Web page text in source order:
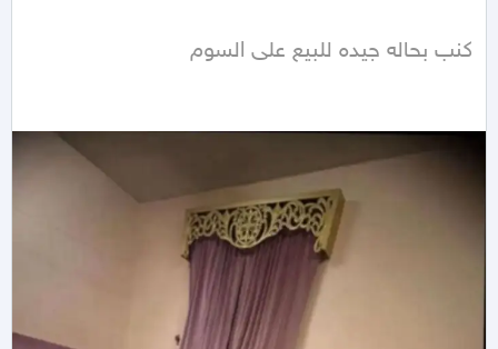
كنب بحاله جيده للبيع على السوم